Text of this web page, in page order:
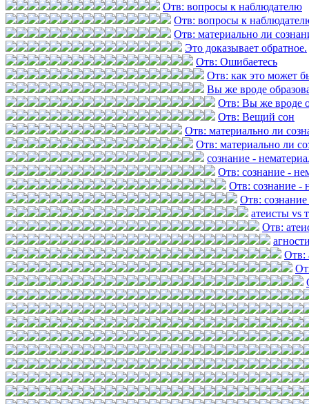
Отв: вопросы к наблюдателю
Отв: вопросы к
Отв: материально ли
Это доказывает обратное.
Отв: Ошибаетесь
Отв: как это может
Вы же вроде
Отв: Вы же вроде
Отв: Вещий сон
Отв: материально ли
Отв: материально ли
сознание -
Отв: сознание -
Отв: сознание -
Отв:
атеисты vs
Отв:
Отв: